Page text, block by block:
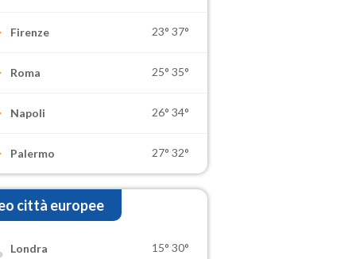
Firenze 23° 37°
Roma 25° 35°
Napoli 26° 34°
Palermo 27° 32°
città europee
Londra 15° 30°